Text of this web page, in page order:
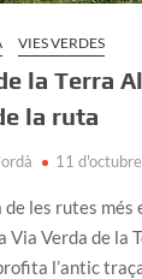
VIES VERDES
la Terra
la ruta
11
de les rutes més
Via Verda de la
l’antic